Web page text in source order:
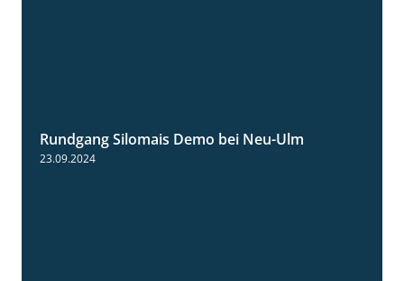
Rundgang Silomais Demo bei Neu-Ulm